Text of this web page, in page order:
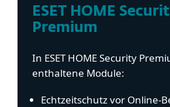
ESET HOME
Premium
In ESET HOME Security
enthaltene Module:
Echtzeitschutz vor Online-